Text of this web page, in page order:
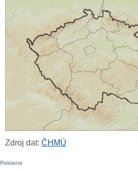
Zdroj dat: ČHMÚ